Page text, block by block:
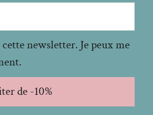
cette newsletter. Je peux me
de -10%